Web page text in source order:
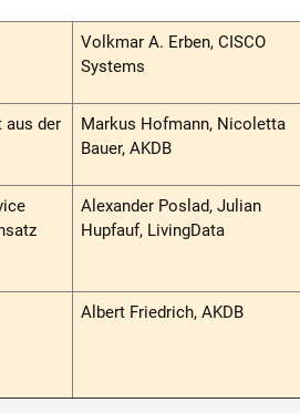
Volkmar A. Erben, CISCO
Systems
aus der
Markus Hofmann, Nicoletta
Bauer, AKDB
Alexander Poslad, Julian
Hupfauf, LivingData
Albert Friedrich, AKDB